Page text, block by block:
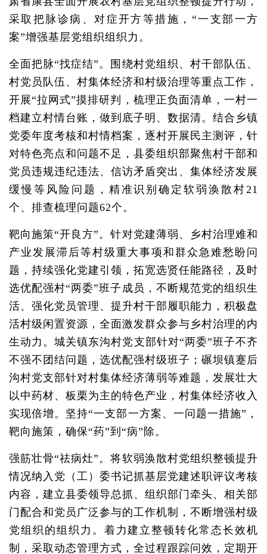
采取把脉诊病、对症开方等措施，“一支部一方
案”增强基层党组织组织力。
全面把脉“找症结”。围绕村党组织、村干部队伍、
村党员队伍、村集体经济和村级治理等重点工作，
开展“拉网式”摸排研判，梳理正负面清单，一村一
档建立村情台账，做到底子明、数据清。结合乡镇
党委年度考核和村情档案，逐村开展民主测评，针
对特色亮点和问题不足，县委组织部聚焦村干部和
党员违规违纪违法、信访矛盾突出、集体经济发展
缓慢等风险问题，精准识别确定软弱涣散村21
个、排查梳理问题62个。
靶向施策“开良方”。针对党建薄弱、乡村治理难和
产业发展滞后等村级重大事项和群众急难愁盼问
题，持续强化党建引领，拓宽选贤任能路径，及时
选优配强村“两委”班子成员，不断规范党的组织生
活、强化党员管理、提升村干部履职能力，积极盘
活村级闲置资源，全面激发群众参与乡村治理的内
生动力。城关镇东沟村党支部针对“两委”班子不齐
不强不团结问题，选优配强村级班子；碾坝镇蹇后
沟村党支部针对村集体经济薄弱等难题，发展壮大
以中药材、板栗为主的特色产业，村集体经济收入
实现倍增。坚持“一支部一方案、一问题一措施”，
靶向施策，确保“药”到“病”除。
强筋壮骨“祛病灶”。将软弱涣散村党组织整顿提升
情况纳入党（工）委书记抓基层党建述职评议考核
内容，建立县委领导总抓、组织部门牵头、相关部
门配合和党员广泛参与的工作机制，不断增强村级
党组织的组织力。着力建立整顿转化常态长效机
制，采取动态管理方式，全过程跟踪问效，定期开